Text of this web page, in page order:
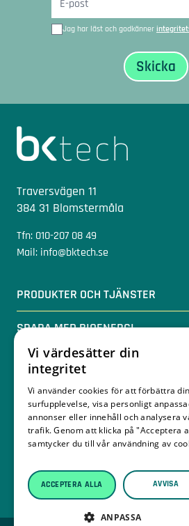
Jag har läst och godkänner
Sidfot
Traversvägen 11
384 31 Blomstermåla
Tfn: 010-207 08 49
Mail: info@bktech.se
PRODUKTER OCH TJÄNSTER
SPARA MED BIOENERGI
KUNSKAPSBANKEN
KONTAKT
OM BKTECH
Leveransvillkor träpellets
Integritetspolicy
Vi värdesätter din
integritet
Vi använder cookies för att förbättra din
surfupplevelse, visa personligt
annonser eller innehåll och analysera
trafik. Genom att klicka på "Acceptera
samtycker du till vår användning av
ACCEPTERA ALLA AVVISA
ANPASSA